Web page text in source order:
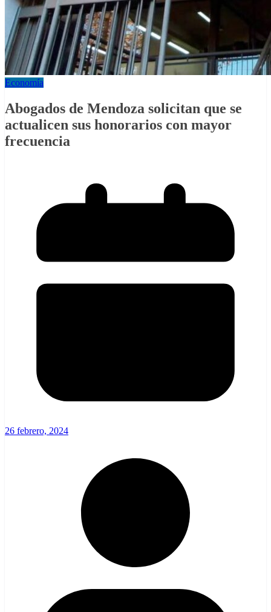
Economía
Abogados de Mendoza solicitan que se
actualicen sus honorarios con mayor
frecuencia
26 febrero, 2024